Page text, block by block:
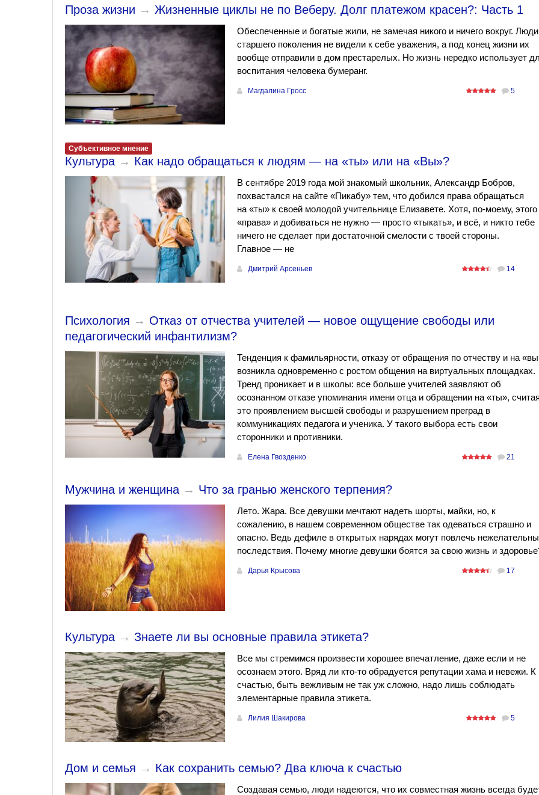
Проза жизни → Жизненные циклы не по Веберу. Долг платежом красен?: Часть 1
Обеспеченные и богатые жили, не замечая никого и ничего вокруг. Люди
старшего поколения не видели к себе уважения, а под конец жизни их
вообще отправили в дом престарелых. Но жизнь нередко использует
воспитания человека бумеранг.
Магдалина Гросс 5
Субъективное мнение
Культура → Как надо обращаться к людям — на «ты» или на «Вы»?
В сентябре 2019 года мой знакомый школьник, Александр Бобров,
похвастался на сайте «Пикабу» тем, что добился права обращаться
на «ты» к своей молодой учительнице Елизавете. Хотя, по-моему, этого
«права» и добиваться не нужно — просто «тыкать», и всё, и никто тебе
ничего не сделает при достаточной смелости с твоей стороны.
Главное — не
Дмитрий Арсеньев 14
Психология → Отказ от отчества учителей — новое ощущение свободы или
педагогический инфантилизм?
Тенденция к фамильярности, отказу от обращения по отчеству и на
возникла одновременно с ростом общения на виртуальных площадках.
Тренд проникает и в школы: все больше учителей заявляют об
осознанном отказе упоминания имени отца и обращении на «ты»,
это проявлением высшей свободы и разрушением преград в
коммуникациях педагога и ученика. У такого выбора есть свои
сторонники и противники.
Елена Гвозденко 21
Мужчина и женщина → Что за гранью женского терпения?
Лето. Жара. Все девушки мечтают надеть шорты, майки, но, к
сожалению, в нашем современном обществе так одеваться страшно и
опасно. Ведь дефиле в открытых нарядах могут повлечь
последствия. Почему многие девушки боятся за свою жизнь и
Дарья Крысова 17
Культура → Знаете ли вы основные правила этикета?
Все мы стремимся произвести хорошее впечатление, даже если и не
осознаем этого. Вряд ли кто-то обрадуется репутации хама и невежи. К
счастью, быть вежливым не так уж сложно, надо лишь соблюдать
элементарные правила этикета.
Лилия Шакирова 5
Дом и семья → Как сохранить семью? Два ключа к счастью
Создавая семью, люди надеются, что их совместная жизнь всегда